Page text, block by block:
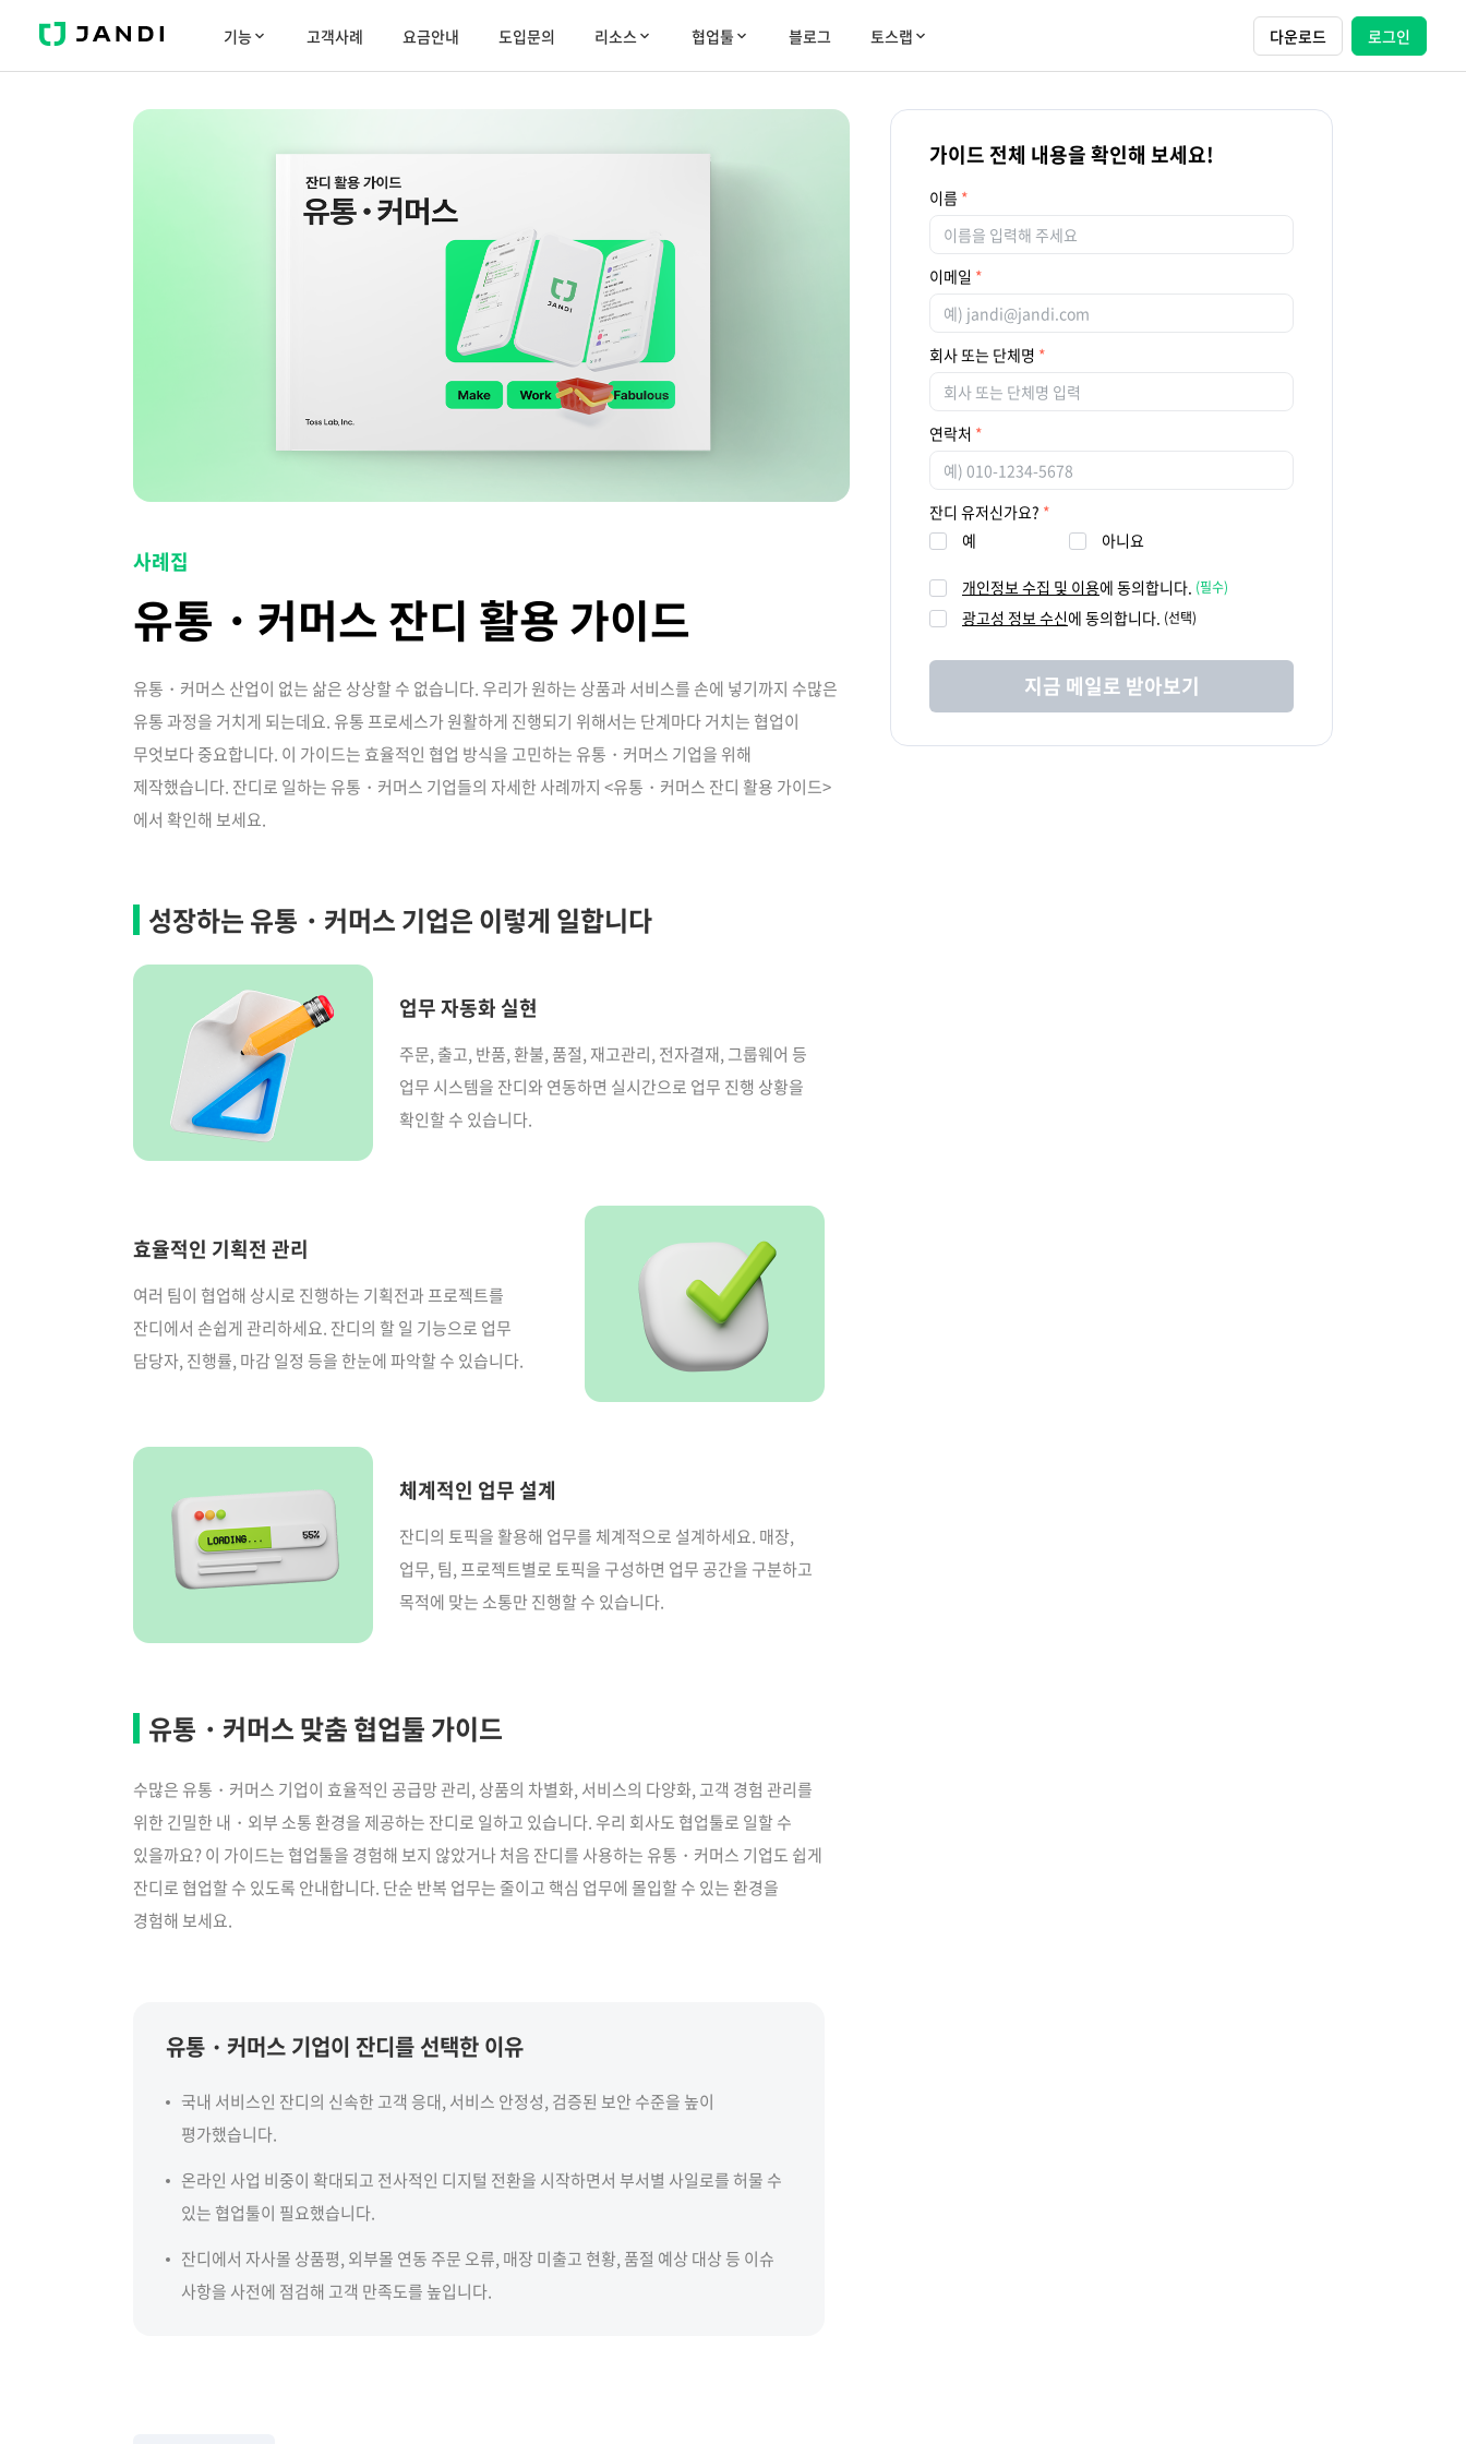
J
N
기능 고객사례 요금안내 도입문의 리소스 협업툴 블로그 토스랩 다운로드 로그인
사례집
유통・커머스 잔디 활용 가이드
유통・커머스 산업이 없는 삶은 상상할 수 없습니다. 우리가 원하는 상품과 서비스를 손에 넣기까지 수많은
유통 과정을 거치게 되는데요. 유통 프로세스가 원활하게 진행되기 위해서는 단계마다 거치는 협업이
무엇보다 중요합니다. 이 가이드는 효율적인 협업 방식을 고민하는 유통・커머스 기업을 위해
제작했습니다. 잔디로 일하는 유통・커머스 기업들의 자세한 사례까지 <유통・커머스 잔디 활용 가이드>
에서 확인해 보세요.
성장하는 유통・커머스 기업은 이렇게 일합니다
업무 자동화 실현
주문, 출고, 반품, 환불, 품절, 재고관리, 전자결재, 그룹웨어 등
업무 시스템을 잔디와 연동하면 실시간으로 업무 진행 상황을
확인할 수 있습니다.
효율적인 기획전 관리
여러 팀이 협업해 상시로 진행하는 기획전과 프로젝트를
잔디에서 손쉽게 관리하세요. 잔디의 할 일 기능으로 업무
담당자, 진행률, 마감 일정 등을 한눈에 파악할 수 있습니다.
체계적인 업무 설계
잔디의 토픽을 활용해 업무를 체계적으로 설계하세요. 매장,
업무, 팀, 프로젝트별로 토픽을 구성하면 업무 공간을 구분하고
목적에 맞는 소통만 진행할 수 있습니다.
유통・커머스 맞춤 협업툴 가이드
수많은 유통・커머스 기업이 효율적인 공급망 관리, 상품의 차별화, 서비스의 다양화, 고객 경험 관리를
위한 긴밀한 내・외부 소통 환경을 제공하는 잔디로 일하고 있습니다. 우리 회사도 협업툴로 일할 수
있을까요? 이 가이드는 협업툴을 경험해 보지 않았거나 처음 잔디를 사용하는 유통・커머스 기업도 쉽게
잔디로 협업할 수 있도록 안내합니다. 단순 반복 업무는 줄이고 핵심 업무에 몰입할 수 있는 환경을
경험해 보세요.
유통・커머스 기업이 잔디를 선택한 이유
국내 서비스인 잔디의 신속한 고객 응대, 서비스 안정성, 검증된 보안 수준을 높이
평가했습니다.
온라인 사업 비중이 확대되고 전사적인 디지털 전환을 시작하면서 부서별 사일로를 허물 수
있는 협업툴이 필요했습니다.
잔디에서 자사몰 상품평, 외부몰 연동 주문 오류, 매장 미출고 현황, 품절 예상 대상 등 이슈
사항을 사전에 점검해 고객 만족도를 높입니다.
가이드 전체 내용을 확인해 보세요!
이름
이메일
회사 또는 단체명
연락처
잔디 유저신가요?
예
아니요
개인정보 수집 및 이용에 동의합니다. (필수)
광고성 정보 수신에 동의합니다. (선택)
지금 메일로 받아보기